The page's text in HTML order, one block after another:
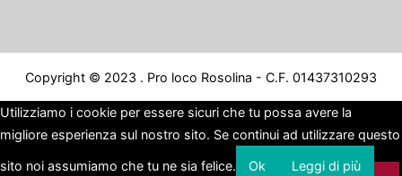
Copyright © 2023 . Pro loco Rosolina - C.F. 01437310293
Utilizziamo i cookie per essere sicuri che tu possa avere la
migliore esperienza sul nostro sito. Se continui ad utilizzare questo
sito noi assumiamo che tu ne sia felice. Ok Leggi di più